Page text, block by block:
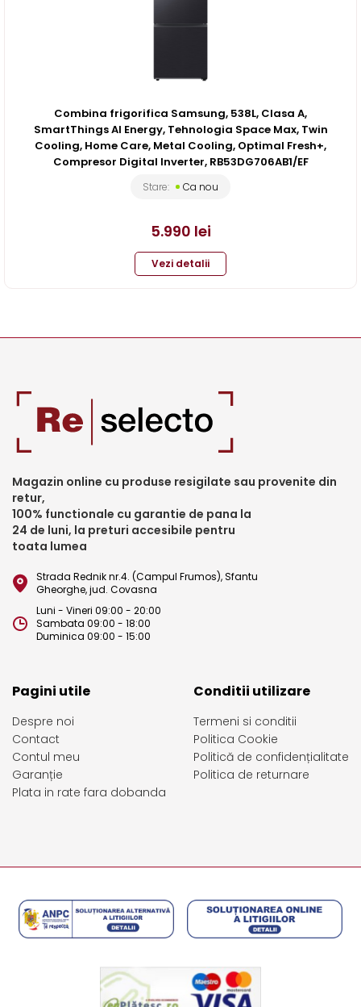
Combina frigorifica Samsung, 538L, Clasa A,
SmartThings AI Energy, Tehnologia Space Max, Twin
Cooling, Home Care, Metal Cooling, Optimal Fresh+,
Compresor Digital Inverter, RB53DG706AB1/EF
Stare: Ca nou
5.990 lei
Vezi detalii
Magazin online cu produse resigilate sau provenite din
retur,
100% functionale cu garantie de pana la
24 de luni, la preturi accesibile pentru
toata lumea
Strada Rednik nr.4. (Campul Frumos), Sfantu
Gheorghe, jud. Covasna
Luni - Vineri 09:00 - 20:00
Sambata 09:00 - 18:00
Duminica 09:00 - 15:00
Pagini utile
Despre noi
Contact
Contul meu
Garanție
Plata in rate fara dobanda
Conditii utilizare
Termeni si conditii
Politica Cookie
Politică de confidențialitate
Politica de returnare